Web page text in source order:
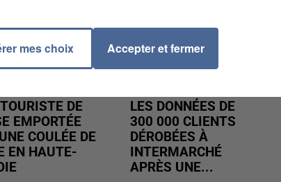
DE
EMPORTÉE
COULÉE DE
EN HAUTE-
LES DONNÉES DE
300 000 CLIENTS
DÉROBÉES À
INTERMARCHÉ
APRÈS UNE...
mes choix Accepter et fermer